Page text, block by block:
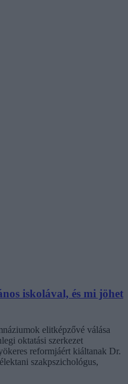
iskolával, és mi jöhet
elitképzővé válása
oktatási szerkezet
reformjáért kiáltanak Dr.
szakpszichológus,